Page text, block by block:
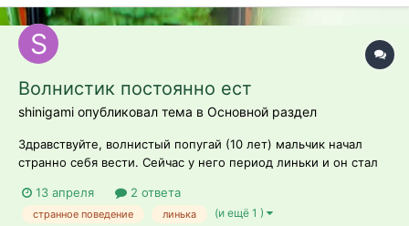
Волнистик постоянно ест
shinigami опубликовал тема в Основной раздел
Здравствуйте, волнистый попугай (10 лет) мальчик начал
странно себя вести. Сейчас у него период линьки и он стал
ест или просто перебирает зерна, когда выпускаю начал
летать на пол и искать там еду (хотя в кормушке корма
13 апреля 2 ответа
странное поведение линька (и ещё 1 )